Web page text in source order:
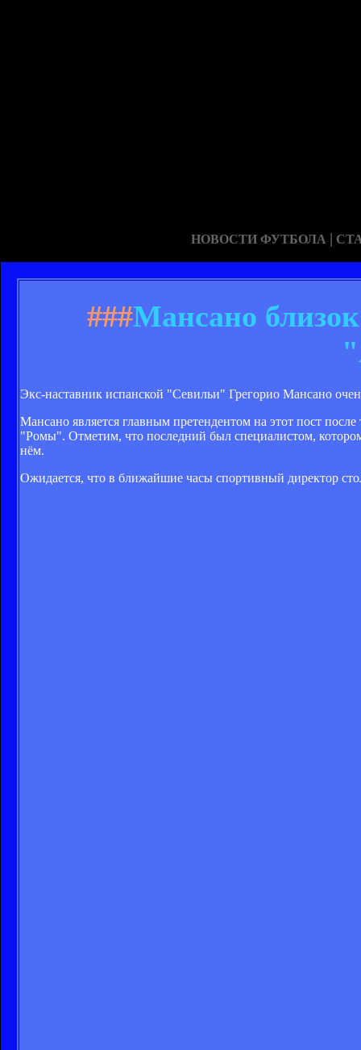
НОВОСТИ ФУТБОЛА |
###Мансано
Экс-наставник испанской "Севильи" Грегорио Мансано
Мансано является главным претендентом на этот пост
"Ромы". Отметим, что последний был специалистом,
нём.
Ожидается, что в ближайшие часы спортивный директор